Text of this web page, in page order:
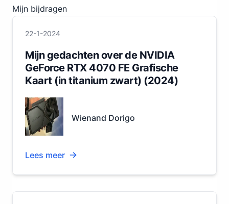
Mijn bijdragen
22-1-2024
Mijn gedachten over de NVIDIA
GeForce RTX 4070 FE Grafische
Kaart (in titanium zwart) (2024)
Wienand Dorigo
Lees meer